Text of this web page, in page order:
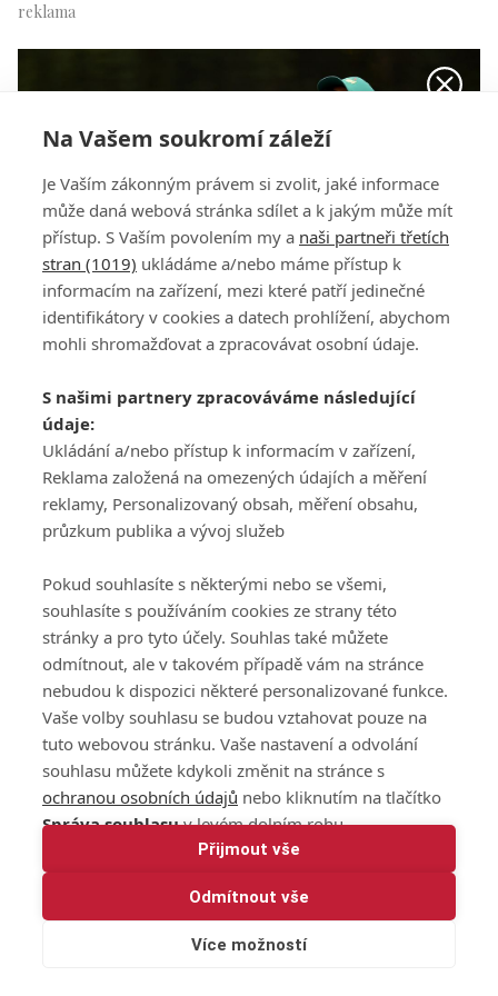
Na Vašem soukromí záleží
Je Vaším zákonným právem si zvolit, jaké informace
může daná webová stránka sdílet a k jakým může mít
přístup. S Vaším povolením my a naši partneři třetích
stran (1019) ukládáme a/nebo máme přístup k
informacím na zařízení, mezi které patří jedinečné
identifikátory v cookies a datech prohlížení, abychom
mohli shromažďovat a zpracovávat osobní údaje.
S našimi partnery zpracováváme následující
údaje:
Ukládání a/nebo přístup k informacím v zařízení,
Reklama založená na omezených údajích a měření
reklamy, Personalizovaný obsah, měření obsahu,
průzkum publika a vývoj služeb
Pokud souhlasíte s některými nebo se všemi,
souhlasíte s používáním cookies ze strany této
stránky a pro tyto účely. Souhlas také můžete
odmítnout, ale v takovém případě vám na stránce
nebudou k dispozici některé personalizované funkce.
Vaše volby souhlasu se budou vztahovat pouze na
tuto webovou stránku. Vaše nastavení a odvolání
souhlasu můžete kdykoli změnit na stránce s
ochranou osobních údajů nebo kliknutím na tlačítko
Správa souhlasuv levém dolním rohu.
Přijmout vše
Odmítnout vše
Více možností